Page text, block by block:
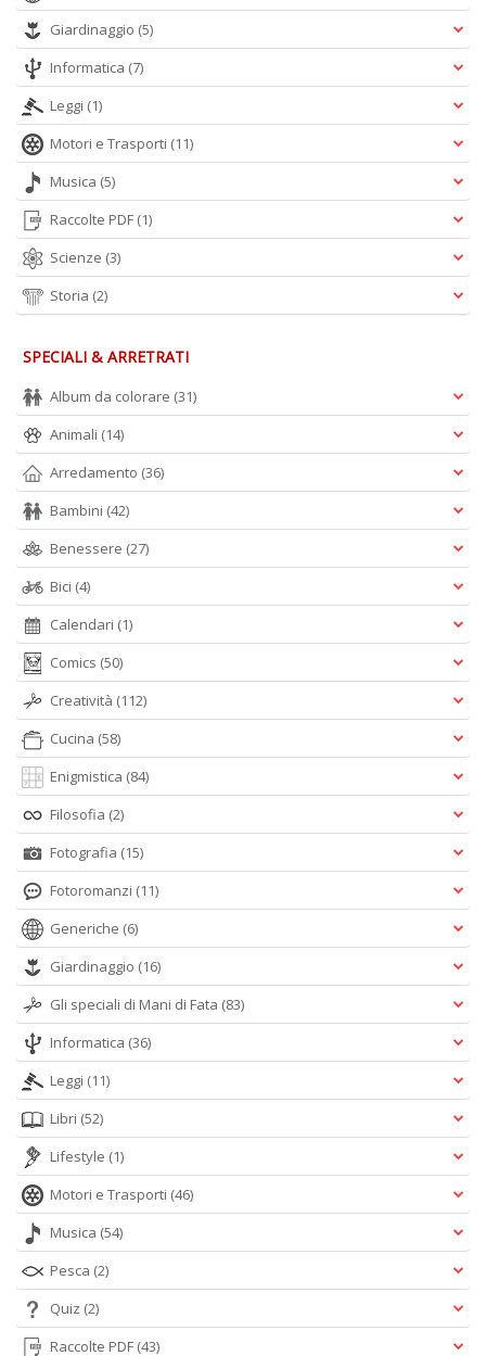
Giardinaggio (5)
Informatica (7)
Leggi (1)
Motori e Trasporti (11)
Musica (5)
Raccolte PDF (1)
Scienze (3)
Storia (2)
SPECIALI & ARRETRATI
Album da colorare (31)
Animali (14)
Arredamento (36)
Bambini (42)
Benessere (27)
Bici (4)
Calendari (1)
Comics (50)
Creatività (112)
Cucina (58)
Enigmistica (84)
Filosofia (2)
Fotografia (15)
Fotoromanzi (11)
Generiche (6)
Giardinaggio (16)
Gli speciali di Mani di Fata (83)
Informatica (36)
Leggi (11)
Libri (52)
Lifestyle (1)
Motori e Trasporti (46)
Musica (54)
Pesca (2)
Quiz (2)
Raccolte PDF (43)